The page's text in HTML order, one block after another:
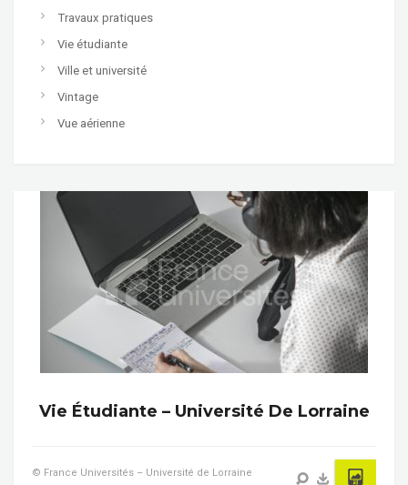
Travaux pratiques
Vie étudiante
Ville et université
Vintage
Vue aérienne
Vie Étudiante – Université De Lorraine
© France Universités – Université de Lorraine